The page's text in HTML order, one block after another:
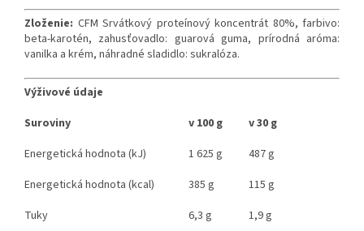
Zloženie: CFM Srvátkový proteínový koncentrát 80%, farbivo:
beta-karotén, zahusťovadlo: guarová guma, prírodná aróma:
vanilka a krém, náhradné sladidlo: sukralóza.
Výživové údaje
Suroviny
v 100 g
v 30 g
Energetická hodnota (kJ)
1 625 g
487 g
Energetická hodnota (kcal)
385 g
115 g
Tuky
6,3 g
1,9 g